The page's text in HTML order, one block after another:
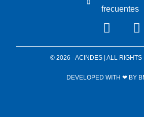
frecuentes
© 2026 - ACINDES | ALL RIGHTS
DEVELOPED WITH ❤ BY